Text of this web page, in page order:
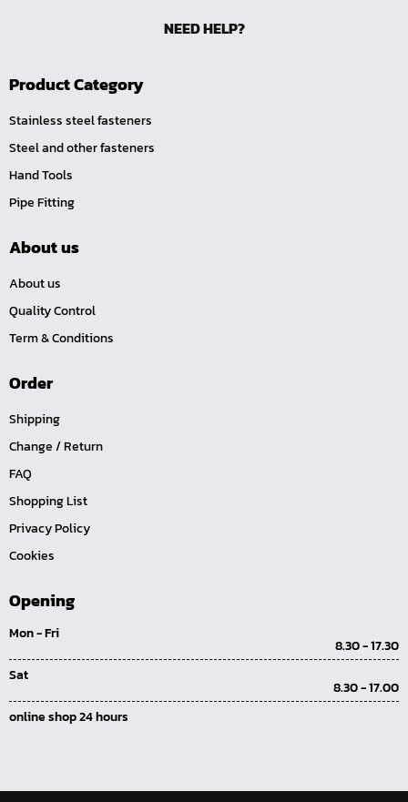
ไขควงแฉก-Pozi
ไขควงแฉก
ไขควง แบน
ไขควงตอก
ดอกไขควงลม 1/4"
ดอกไขควงตอก 7/16"
สามทางเกลียวในทองเหลือง (SI)
ลดเหลี่ยมทองเหลือง (LO)
ปลั๊กอุดทองเหลือง (P)
นิปเปิ้ลทองเหลืองเกลียวใน (NI)
ข้อต่อตรงเสียบสาย (TS)
นิปเปิ้ลทองเหลืองเกลียวใน-นอก (NOI)
ข้อต่อเกลียวในเสียบสาย (TI)
ข้อต่อเกลียวนอกเสียบสาย (TO)
TOOL-คอปเปอร์-PM
TOOL-คอปเปอร์
NEED HELP?
Product Category
Stainless steel fasteners
Steel and other fasteners
Hand Tools
Pipe Fitting
About us
About us
Quality Control
Term & Conditions
Order
Shipping
Change / Return
FAQ
Shopping List
Privacy Policy
Cookies
Opening
Mon - Fri
8.30 - 17.30
Sat
8.30 - 17.00
online shop 24 hours